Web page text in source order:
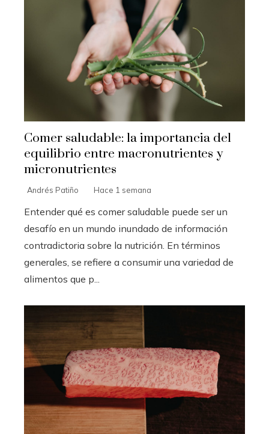
Comer saludable: la importancia del
equilibrio entre macronutrientes y
micronutrientes
Andrés Patiño Hace 1 semana
Entender qué es comer saludable puede ser un
desafío en un mundo inundado de información
contradictoria sobre la nutrición. En términos
generales, se refiere a consumir una variedad de
alimentos que p...